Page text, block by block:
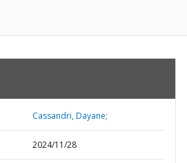
Cassandri, Dayane;
2024/11/28